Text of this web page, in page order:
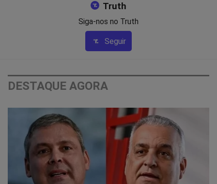
Truth
Siga-nos no Truth
Seguir
DESTAQUE AGORA